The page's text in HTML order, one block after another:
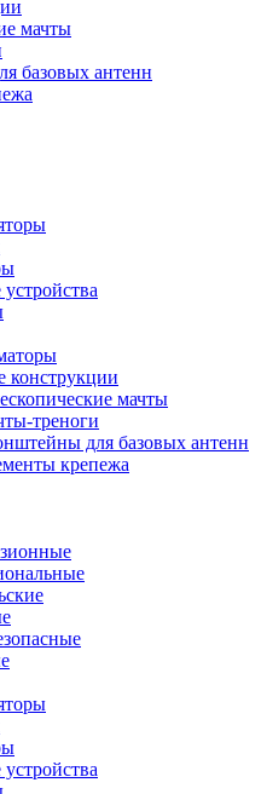
мачты
базовых антенн
конструкции
мачты
треноги
для базовых антенн
крепежа